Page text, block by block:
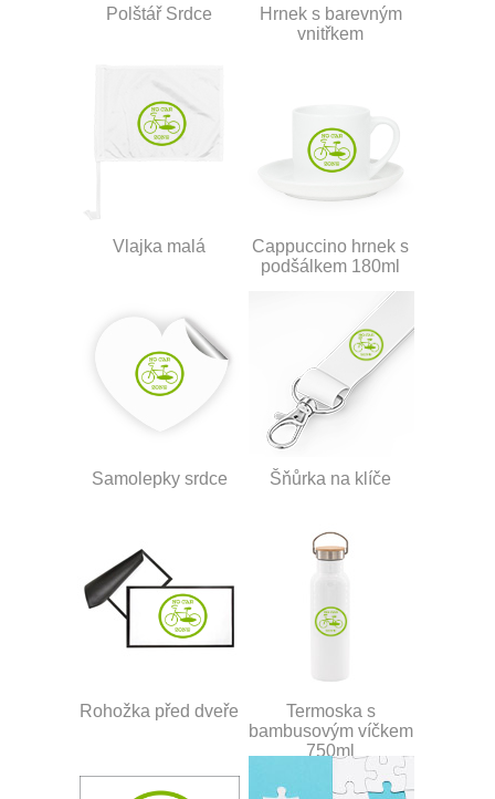
Polštář Srdce
Hrnek s barevným
vnitřkem
Vlajka malá
Cappuccino hrnek s
podšálkem 180ml
Samolepky srdce Šňůrka na klíče
Rohožka před dveře
Termoska s
bambusovým víčkem
750ml